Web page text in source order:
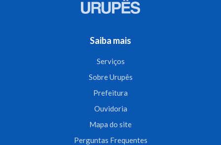
Saiba mais
Serviços
Sobre Urupês
Prefeitura
Ouvidoria
Mapa do site
Perguntas Frequentes